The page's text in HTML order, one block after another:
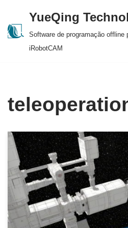
Skip
YueQing
Software de programação offline
iRobotCAM